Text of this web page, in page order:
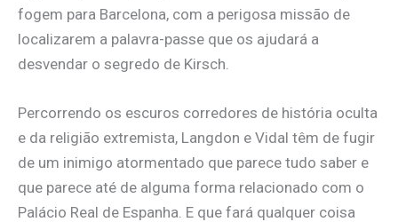
fogem para Barcelona, com a perigosa missão de
localizarem a palavra-passe que os ajudará a
desvendar o segredo de Kirsch.
Percorrendo os escuros corredores de história oculta
e da religião extremista, Langdon e Vidal têm de fugir
de um inimigo atormentado que parece tudo saber e
que parece até de alguma forma relacionado com o
Palácio Real de Espanha. E que fará qualquer coisa